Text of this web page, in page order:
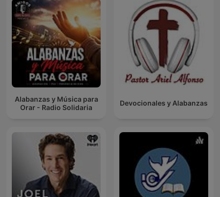
Alabanzas y Música para
Orar - Radio Solidaria
Devocionales y Alabanzas